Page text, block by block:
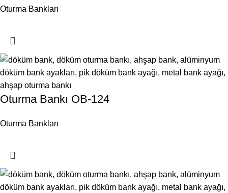
Oturma Bankları
Oturma Bankı OB-124
Oturma Bankları